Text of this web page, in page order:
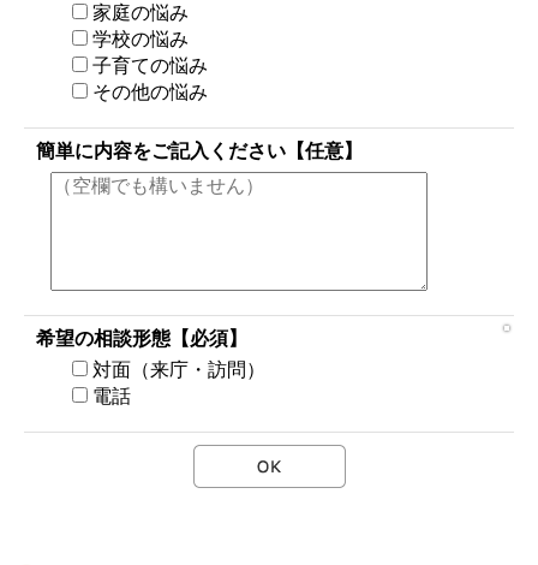
家庭の悩み
学校の悩み
子育ての悩み
その他の悩み
簡単に内容をご記入ください【任意】
希望の相談形態【必須】
対面（来庁・訪問）
電話